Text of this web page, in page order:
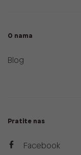
O nama
Blog
Pratite nas
Facebook